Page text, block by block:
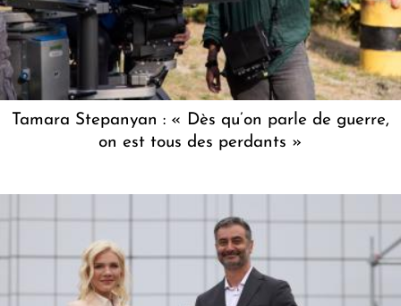
Tamara Stepanyan : « Dès qu’on parle de guerre,
on est tous des perdants »